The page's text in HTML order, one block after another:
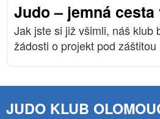
Judo – jemná cesta
Jak jste si již všimli, náš klub
žádosti o projekt pod
JUDO KLUB